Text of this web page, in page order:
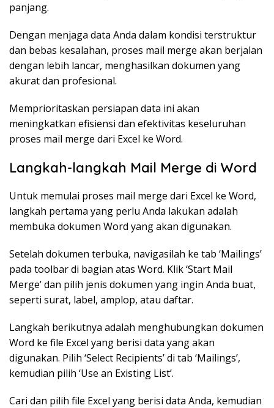
panjang.
Dengan menjaga data Anda dalam kondisi terstruktur
dan bebas kesalahan, proses mail merge akan berjalan
dengan lebih lancar, menghasilkan dokumen yang
akurat dan profesional.
Memprioritaskan persiapan data ini akan
meningkatkan efisiensi dan efektivitas keseluruhan
proses mail merge dari Excel ke Word.
Langkah-langkah Mail Merge di Word
Untuk memulai proses mail merge dari Excel ke Word,
langkah pertama yang perlu Anda lakukan adalah
membuka dokumen Word yang akan digunakan.
Setelah dokumen terbuka, navigasilah ke tab ‘Mailings’
pada toolbar di bagian atas Word. Klik ‘Start Mail
Merge’ dan pilih jenis dokumen yang ingin Anda buat,
seperti surat, label, amplop, atau daftar.
Langkah berikutnya adalah menghubungkan dokumen
Word ke file Excel yang berisi data yang akan
digunakan. Pilih ‘Select Recipients’ di tab ‘Mailings’,
kemudian pilih ‘Use an Existing List’.
Cari dan pilih file Excel yang berisi data Anda, kemudian